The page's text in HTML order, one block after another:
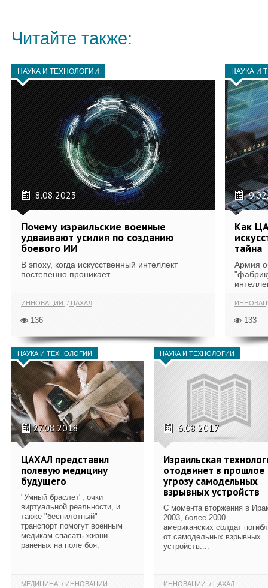
Читайте также:
НАУКА И ТЕХНОЛОГИИ
8.08.2023
Почему израильские военные
удваивают усилия по созданию
боевого ИИ
В эпоху, когда искусственный интеллект
постепенно проникает...
ИННОВАЦИИ ЦАХАЛ
136
НАУКА И
Как
тайна
Армия
133
НАУКА И ТЕХНОЛОГИИ
27.08.2018
ЦАХАЛ представил
полевую медицину
будущего
"Умный браслет", очки
виртуальной реальности, и
также "беспилотный"
транспорт помогут военным
медикам спасать жизни
раненых на поле боя.
МЕДИЦИНА ИННОВАЦИИ
НАУКА И ТЕХНОЛОГИИ
6.08.2017
Израильская
отодвинет в прошлое
угрозу самодельных
взрывных устройств
С момента вторжения в
2003, более 2000
американских солдат
от самодельных взрывных
устройств....
ИННОВАЦИИ ЦАХАЛ